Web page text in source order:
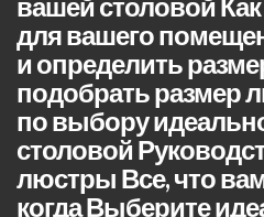
для вашего
и определить
подобрать размер
по выбору
столовой
люстры Все, что
когда Выберите